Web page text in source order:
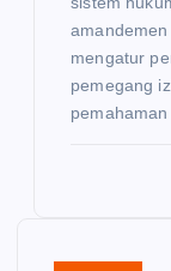
mengatur
pemegang